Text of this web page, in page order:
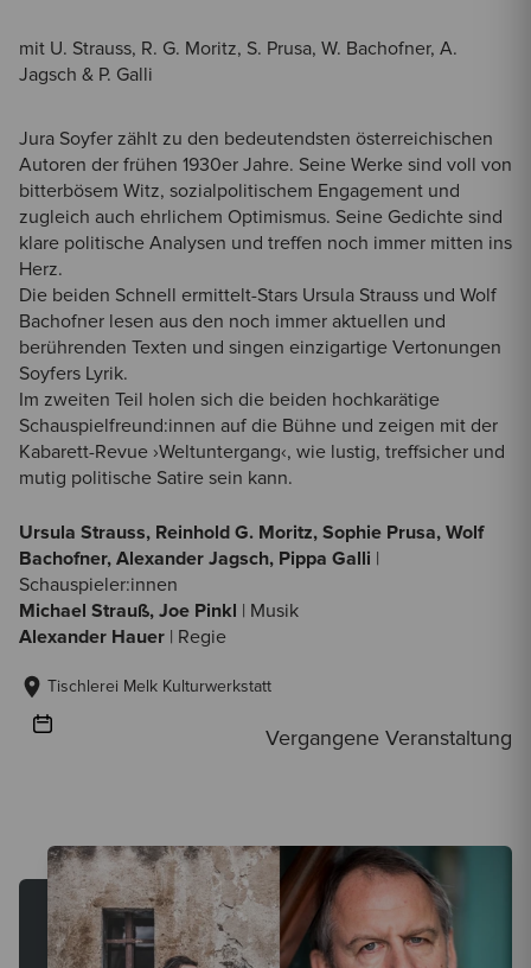
mit U. Strauss, R. G. Moritz, S. Prusa, W. Bachofner, A.
Jagsch & P. Galli
Jura Soyfer zählt zu den bedeutendsten österreichischen
Autoren der frühen 1930er Jahre. Seine Werke sind voll von
bitterbösem Witz, sozialpolitischem Engagement und
zugleich auch ehrlichem Optimismus. Seine Gedichte sind
klare politische Analysen und treffen noch immer mitten ins
Herz.
Die beiden Schnell ermittelt-Stars Ursula Strauss und Wolf
Bachofner lesen aus den noch immer aktuellen und
berührenden Texten und singen einzigartige Vertonungen
Soyfers Lyrik.
Im zweiten Teil holen sich die beiden hochkarätige
Schauspielfreund:innen auf die Bühne und zeigen mit der
Kabarett-Revue ›Weltuntergang‹, wie lustig, treffsicher und
mutig politische Satire sein kann.
Ursula Strauss, Reinhold G. Moritz, Sophie Prusa, Wolf
Bachofner, Alexander Jagsch, Pippa Galli |
Schauspieler:innen
Michael Strauß, Joe Pinkl | Musik
Alexander Hauer | Regie
Tischlerei Melk Kulturwerkstatt
Vergangene Veranstaltung